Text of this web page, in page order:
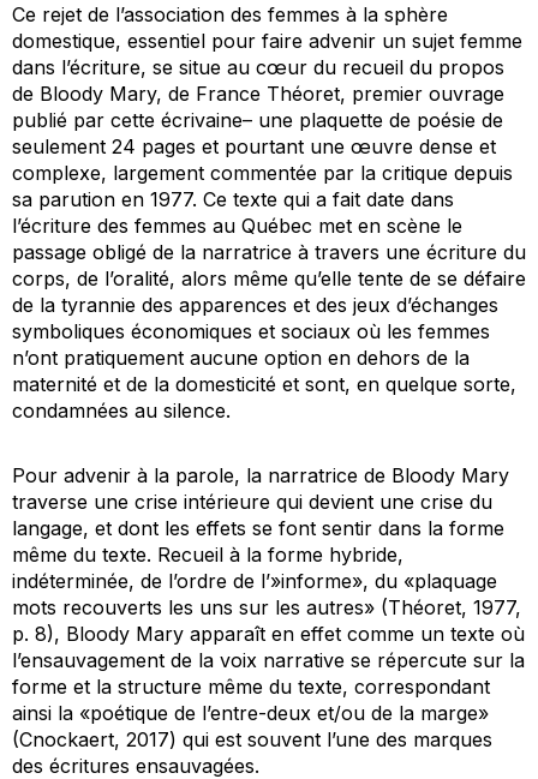
Ce rejet de l’association des femmes à la sphère
domestique, essentiel pour faire advenir un sujet femme
dans l’écriture, se situe au cœur du recueil du propos
de Bloody Mary, de France Théoret, premier ouvrage
publié par cette écrivaine– une plaquette de poésie de
seulement 24 pages et pourtant une œuvre dense et
complexe, largement commentée par la critique depuis
sa parution en 1977. Ce texte qui a fait date dans
l’écriture des femmes au Québec met en scène le
passage obligé de la narratrice à travers une écriture du
corps, de l’oralité, alors même qu’elle tente de se défaire
de la tyrannie des apparences et des jeux d’échanges
symboliques économiques et sociaux où les femmes
n’ont pratiquement aucune option en dehors de la
maternité et de la domesticité et sont, en quelque sorte,
condamnées au silence.
Pour advenir à la parole, la narratrice de Bloody Mary
traverse une crise intérieure qui devient une crise du
langage, et dont les effets se font sentir dans la forme
même du texte. Recueil à la forme hybride,
indéterminée, de l’ordre de l’»informe», du «plaquage
mots recouverts les uns sur les autres» (Théoret, 1977,
p. 8), Bloody Mary apparaît en effet comme un texte où
l’ensauvagement de la voix narrative se répercute sur la
forme et la structure même du texte, correspondant
ainsi la «poétique de l’entre-deux et/ou de la marge»
(Cnockaert, 2017) qui est souvent l’une des marques
des écritures ensauvagées.